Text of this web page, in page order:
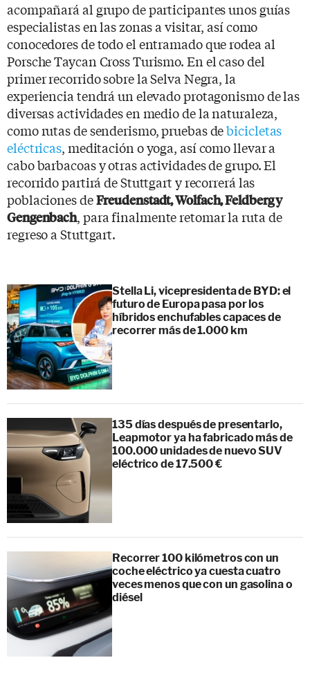
acompañará al grupo de participantes unos guías
especialistas en las zonas a visitar, así como
conocedores de todo el entramado que rodea al
Porsche Taycan Cross Turismo. En el caso del
primer recorrido sobre la Selva Negra, la
experiencia tendrá un elevado protagonismo de las
diversas actividades en medio de la naturaleza,
como rutas de senderismo, pruebas debicicletas
eléctricas, meditación o yoga, así como llevar a
cabo barbacoas y otras actividades de grupo. El
recorrido partirá de Stuttgart y recorrerá las
poblaciones deFreudenstadt, Wolfach, Feldberg y
Gengenbach, para finalmente retomar la ruta de
regreso a Stuttgart.
Stella Li, vicepresidenta de BYD: el
futuro de Europa pasa por los
híbridos enchufables capaces de
recorrer más de 1.000 km
135 días después de presentarlo,
Leapmotor ya ha fabricado más de
100.000 unidades de nuevo SUV
eléctrico de 17.500 €
Recorrer 100 kilómetros con un
coche eléctrico ya cuesta cuatro
veces menos que con un gasolina o
diésel